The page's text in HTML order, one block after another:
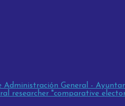
Administración General -
researcher "comparative